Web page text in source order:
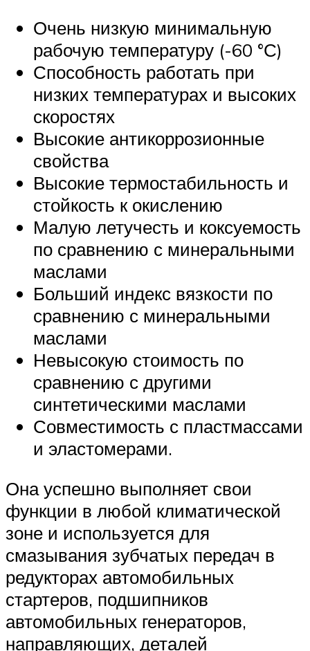
Очень низкую минимальную
рабочую температуру (-60 °С)
Способность работать при
низких температурах и высоких
скоростях
Высокие антикоррозионные
свойства
Высокие термостабильность и
стойкость к окислению
Малую летучесть и коксуемость
по сравнению с минеральными
маслами
Больший индекс вязкости по
сравнению с минеральными
маслами
Невысокую стоимость по
сравнению с другими
синтетическими маслами
Совместимость с пластмассами
и эластомерами.
Она успешно выполняет свои
функции в любой климатической
зоне и используется для
смазывания зубчатых передач в
редукторах автомобильных
стартеров, подшипников
автомобильных генераторов,
направляющих, деталей